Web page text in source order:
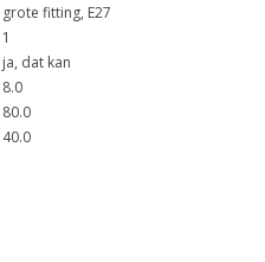
grote fitting, E27
1
ja, dat kan
8.0
80.0
40.0